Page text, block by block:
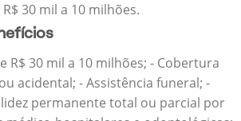
30 mil a 10 milhões.
R$ 30 mil a 10 milhões; - Cobertura
acidental; - Assistência funeral; -
permanente total ou parcial por